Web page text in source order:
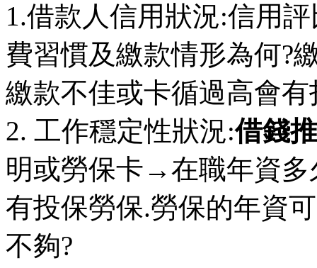
1.借款人信用狀況:信用
費習慣及繳款情形為何?
繳款不佳或卡循過高會
2. 工作穩定性狀況:借錢
明或勞保卡→在職年資多
有投保勞保.勞保的年資
不夠?